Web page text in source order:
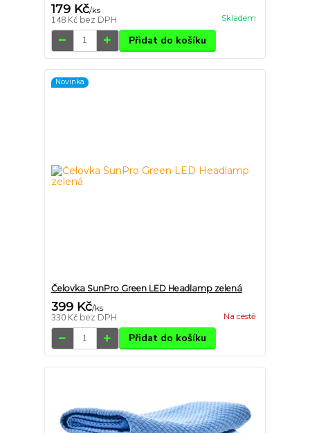
179 Kč/ks
148 Kč bez DPH Skladem
Přidat do košíku
Novinka
Čelovka SunPro Green LED Headlamp zelená
399 Kč/ks
330 Kč bez DPH Na cestě
Přidat do košíku